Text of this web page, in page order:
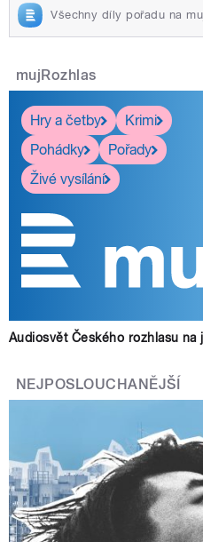
Všechny díly pořadu na
mujRozhlas
Hry a četby
Krimi
Pohádky
Pořady
Živé vysílání
Audiosvět Českého rozhlasu na
NEJPOSLOUCHANĚJŠÍ